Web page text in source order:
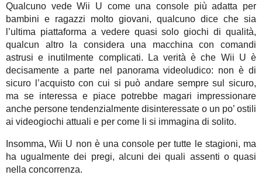
Qualcuno vede Wii U come una console più adatta per
bambini e ragazzi molto giovani, qualcuno dice che sia
l’ultima piattaforma a vedere quasi solo giochi di qualità,
qualcun altro la considera una macchina con comandi
astrusi e inutilmente complicati. La verità è che Wii U è
decisamente a parte nel panorama videoludico: non è di
sicuro l’acquisto con cui si può andare sempre sul sicuro,
ma se interessa e piace potrebbe magari impressionare
anche persone tendenzialmente disinteressate o un po’ ostili
ai videogiochi attuali e per come li si immagina di solito.
Insomma, Wii U non è una console per tutte le stagioni, ma
ha ugualmente dei pregi, alcuni dei quali assenti o quasi
nella concorrenza.